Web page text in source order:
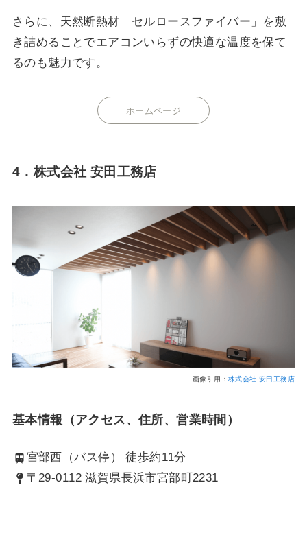
さらに、天然断熱材「セルロースファイバー」を敷
き詰めることでエアコンいらずの快適な温度を保て
るのも魅力です。
ホームページ
4．株式会社 安田工務店
画像引用：株式会社 安田工務店
基本情報（アクセス、住所、営業時間）
宮部西（バス停） 徒歩約11分
〒29-0112 滋賀県長浜市宮部町2231